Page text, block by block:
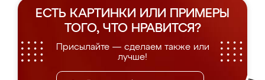
ЕСТЬ КАРТИНКИ ИЛИ ПРИМЕРЫ
ТОГО, ЧТО НРАВИТСЯ?
Присылайте — сделаем также или
лучше!